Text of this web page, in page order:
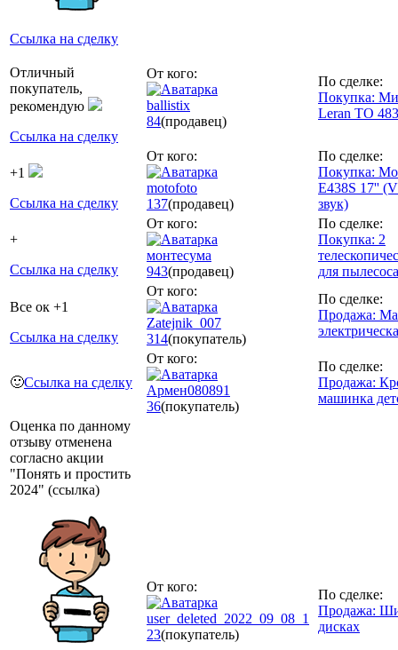
Ссылка на сделку
Отличный
покупатель,
рекомендую
Ссылка на сделку
От кого:
ballistix
84(продавец)
По сделке:
Покупка:
Leran TO
+1
Ссылка на сделку
От кого:
motofoto
137(продавец)
По сделке:
Покупка:
E438S 17''
звук)
+
Ссылка на сделку
От кого:
монтесума
943(продавец)
По сделке:
Покупка: 2
для пылесоса
Все ок +1
Ссылка на сделку
От кого:
Zatejnik_007
314(покупатель)
По сделке:
Продажа:
🙂Ссылка на сделку
От кого:
Армен080891
36(покупатель)
По сделке:
Продажа:
машинка
Оценка по данному
отзыву отменена
согласно акции
"Понять и простить
2024" (ссылка)
От кого:
user_deleted_2022_09_08_1
23(покупатель)
По сделке:
Продажа:
дисках